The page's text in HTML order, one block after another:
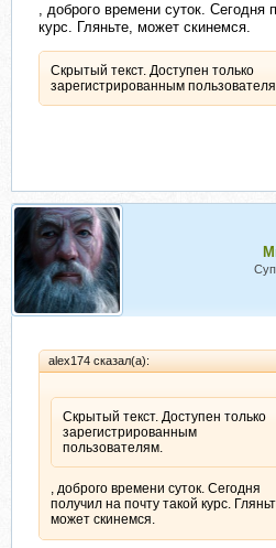
, доброго времени суток. Сегодня
курс. Гляньте, может скинемся.
Скрытый текст. Доступен только
зарегистрированным
alex174 сказал(а):
Скрытый текст. Доступен только
зарегистрированным
пользователям.
, доброго времени суток. Сегодня
получил на почту такой курс.
может скинемся.